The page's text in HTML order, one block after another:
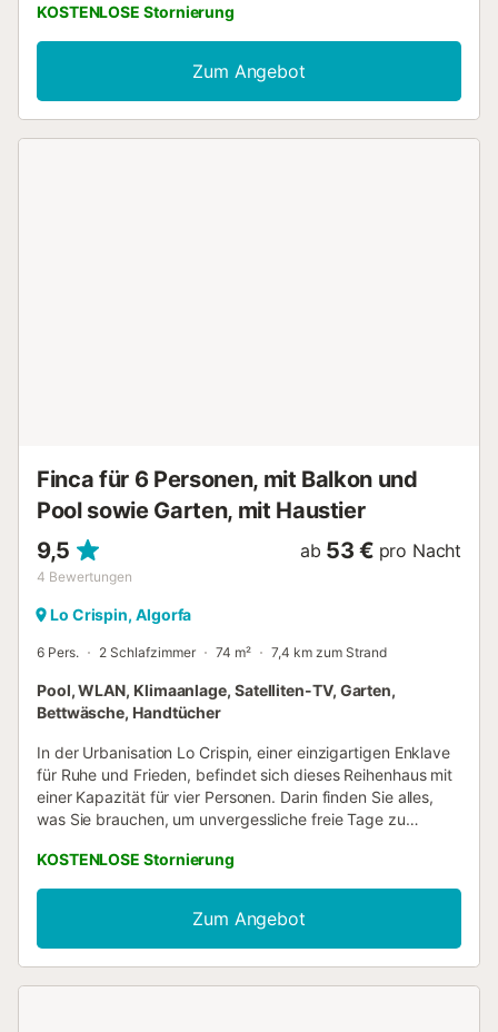
Autominuten) oder Einkaufszentrum Zenia Boulevard (16
Autominuten) – praktische Parkplätze auf dem Gelände
der Unterkunft machen's möglich. Nach deiner Rückkehr
kannst du am Außenpool ausspannen oder im Garten
etwas trinken. Auch die Terrasse oder den Patio und die
KOSTENLOSE Stornierung
Zum Angebot
Finca für 6 Personen, mit Balkon und
Pool sowie Garten, mit Haustier
9,5
4 Bewertungen
ab 53 € pro Nacht
Lo Crispin, Algorfa
6 Pers. 2 Schlafzimmer 74 m² 7,4 km zum Strand
Pool, WLAN, Klimaanlage, Satelliten-TV, Garten,
Bettwäsche, Handtücher
In der Urbanisation Lo Crispin, einer einzigartigen Enklave
für Ruhe und Frieden, befindet sich dieses Reihenhaus mit
einer Kapazität für vier Personen. Darin finden Sie alles,
was Sie brauchen, um unvergessliche freie Tage zu
Guardamar, Rojales, Torrevieja und dem Einkaufszentrum
La Zenia entfernt finden Sie alles, was Sie für einen
angenehmen Aufenthalt benötigen. Dieses Anwesen
verfügt über ein geräumiges Wohnzimmer, zwei
Schlafzimmer, eine Toilette, ein Badezimmer, eine Küche
KOSTENLOSE Stornierung
Zum Angebot